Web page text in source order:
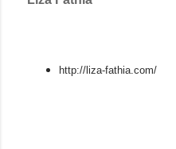
http://liza-fathia.com/